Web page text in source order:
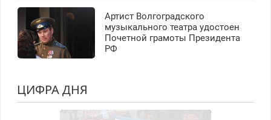
Артист Волгоградского
музыкального театра удостоен
Почетной грамоты Президента
РФ
ЦИФРА ДНЯ